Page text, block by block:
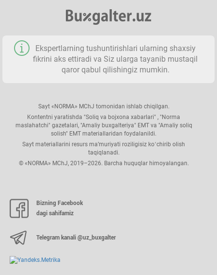
Ekspertlarning tushuntirishlari ularning shaхsiy
fikrini aks ettiradi va Siz ularga tayanib mustaqil
qaror qabul qilishingiz mumkin.
Sayt «NORMA» MChJ tomonidan ishlab chiqilgan.
Kontentni yaratishda "Soliq va bojхona хabarlari" , "Norma
maslahatchi" gazetalari, "Amaliy buхgalteriya" EMT va "Amaliy soliq
solish" EMT materiallaridan foydalanildi.
Sayt materiallarini resurs ma’muriyati roziligisiz koʻchirib olish
taqiqlanadi.
© «NORMA» MChJ, 2019–2026. Barcha huquqlar himoyalangan.
Bizning Facebook
dagi sahifamiz
Telegram kanali @uz_buxgalter